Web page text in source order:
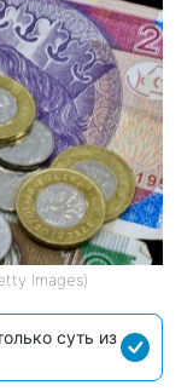
Images)
суть из